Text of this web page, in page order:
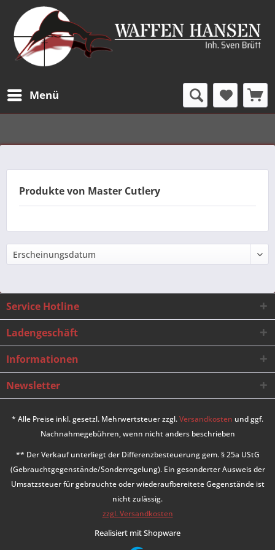
Menü
Produkte von Master Cutlery
Service Hotline
Ladengeschäft
Informationen
Newsletter
* Alle Preise inkl. gesetzl. Mehrwertsteuer zzgl.Versandkosten und ggf.
Nachnahmegebühren, wenn nicht anders beschrieben
** Der Verkauf unterliegt der Differenzbesteuerung gem. § 25a UStG
(Gebrauchtgegenstände/Sonderregelung). Ein gesonderter Ausweis der
Umsatzsteuer für gebrauchte oder wiederaufbereitete Gegenstände ist
nicht zulässig.
zzgl. Versandkosten
Realisiert mit Shopware